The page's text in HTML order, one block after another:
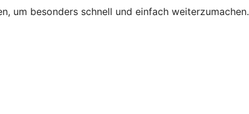
um besonders schnell und einfach weiterzumachen.